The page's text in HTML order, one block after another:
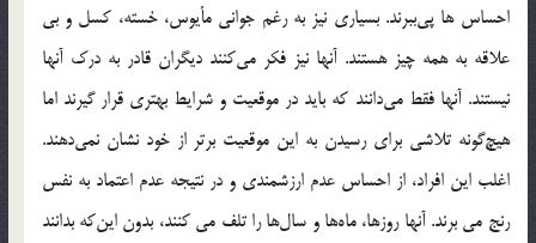
احساس ها پي‌ببرند. بسياري نيز به رغم جواني مأيوس، خسته، كسل و بي
علاقه به همه چيز هستند. آنها نيز فكر مي‌كنند ديگران قادر به درك آنها
نيستند. آنها فقط مي‌دانند كه بايد در موقعيت و شرايط بهتري قرار گيرند اما
هيچ‌گونه تلاشي براي رسيدن به اين موقعيت برتر از خود نشان نمي‌دهند.
اغلب اين افراد، از احساس عدم ارزشمندی و در نتیجه عدم اعتماد به نفس
رنج مي برند. آنها روزها، ماه‌ها و سال‌ها را تلف مي كنند، بدون اين‌كه بدانند